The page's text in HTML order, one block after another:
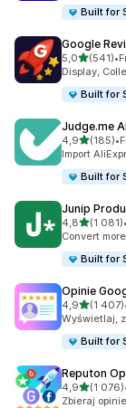
Built for
Google
5,0na 5(541)
Łączna •
Display,
Built for
Judge.me
4,9na 5(185)
Łączna •
Import
Built for
Junip
4,8na 5(1 081)
Łączna •
Convert
Built for
Opinie
4,9na 5(1 407)
Łączna
Wyświetlaj,
Built for
Reputon
4,9na 5(1 076)
Łączna
Zbieraj